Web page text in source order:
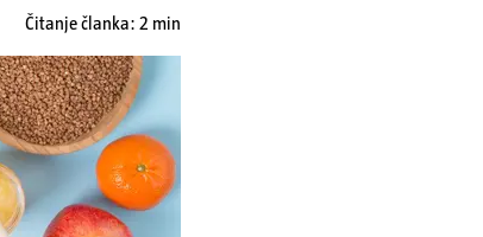
Čitanje članka: 2 min